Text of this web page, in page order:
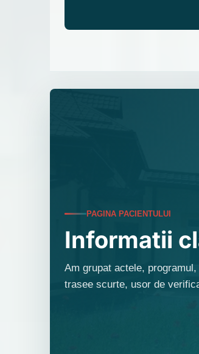
PAGINA PACIENTULUI
Informatii
Am grupat actele,
trasee scurte, usor de